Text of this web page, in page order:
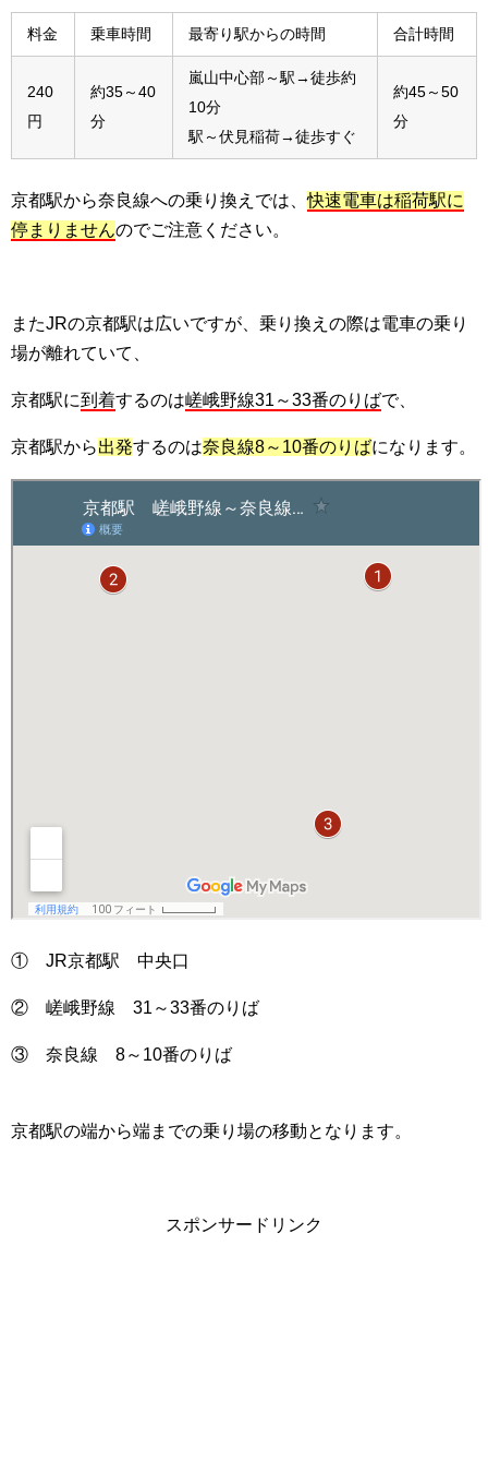
料金 乗車時間 最寄り駅からの時間 合計時間
240
円
約35～40
分
嵐山中心部～駅→徒歩約
10分
駅～伏見稲荷→徒歩すぐ
約45～50
分
京都駅から奈良線への乗り換えでは、快速電車は稲荷駅に
停まりませんのでご注意ください。
またJRの京都駅は広いですが、乗り換えの際は電車の乗り
場が離れていて、
京都駅に到着するのは嵯峨野線31～33番のりばで、
京都駅から出発するのは奈良線8～10番のりばになります。
① JR京都駅 中央口
② 嵯峨野線 31～33番のりば
③ 奈良線 8～10番のりば
京都駅の端から端までの乗り場の移動となります。
スポンサードリンク